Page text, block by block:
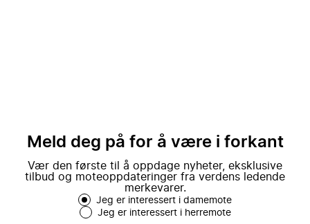
Meld deg på for å være i forkant
Vær den første til å oppdage nyheter, eksklusive
tilbud og moteoppdateringer fra verdens ledende
merkevarer.
Jeg er interessert i damemote
Jeg er interessert i herremote